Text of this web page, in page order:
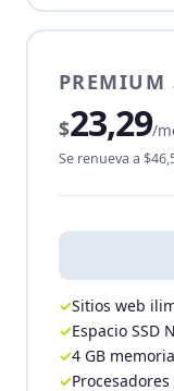
PREMIUM
$23,29/
Se renueva a
Sitios web
Espacio SSD
4 GB